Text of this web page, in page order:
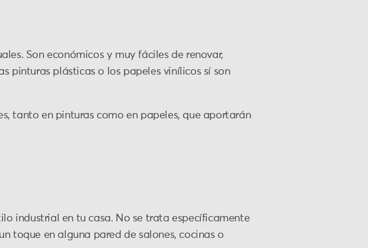
Son económicos y muy fáciles de renovar,
pinturas plásticas o los papeles vinílicos sí son
tanto en pinturas como en papeles, que aportarán
industrial en tu casa. No se trata específicamente
toque en alguna pared de salones, cocinas o